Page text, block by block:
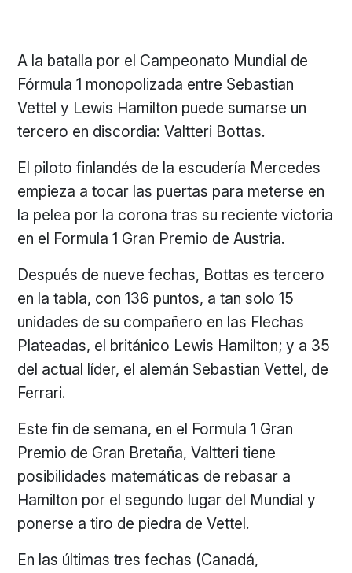
A la batalla por el Campeonato Mundial de
Fórmula 1 monopolizada entre Sebastian
Vettel y Lewis Hamilton puede sumarse un
tercero en discordia: Valtteri Bottas.
El piloto finlandés de la escudería Mercedes
empieza a tocar las puertas para meterse en
la pelea por la corona tras su reciente victoria
en el Formula 1 Gran Premio de Austria.
Después de nueve fechas, Bottas es tercero
en la tabla, con 136 puntos, a tan solo 15
unidades de su compañero en las Flechas
Plateadas, el británico Lewis Hamilton; y a 35
del actual líder, el alemán Sebastian Vettel, de
Ferrari.
Este fin de semana, en el Formula 1 Gran
Premio de Gran Bretaña, Valtteri tiene
posibilidades matemáticas de rebasar a
Hamilton por el segundo lugar del Mundial y
ponerse a tiro de piedra de Vettel.
En las últimas tres fechas (Canadá,